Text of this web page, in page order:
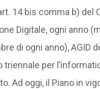
14 bis comma b) del
Digitale, ogni anno
di ogni anno), AGID
triennale per
Ad oggi, il Piano in